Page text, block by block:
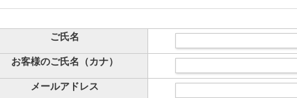
ご氏名
お客様のご氏名（カナ）
メールアドレス